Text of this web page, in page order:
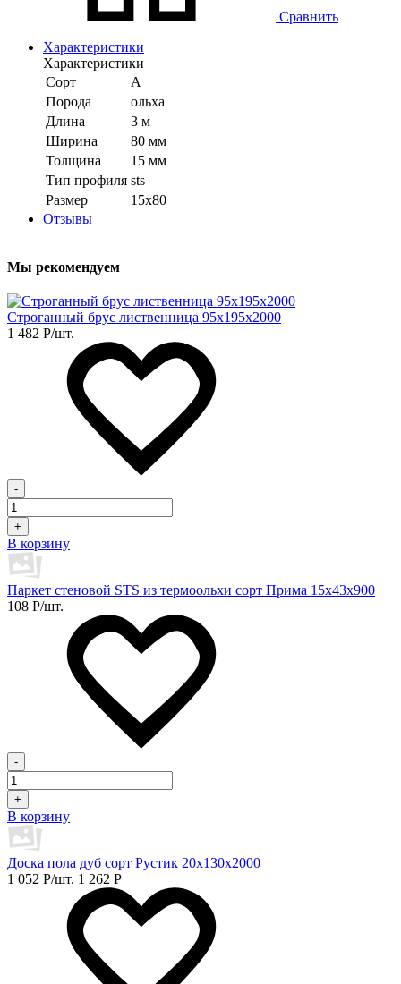
Сравнить
Характеристики
Характеристики
Сорт
А
Порода
ольха
Длина
3 м
Ширина
80 мм
Толщина
15 мм
Тип профиля sts
Размер
15x80
Отзывы
Мы рекомендуем
Строганный брус лиственница 95х195х2000
1 482 Р/шт.
-
+
В корзину
Паркет стеновой STS из термоольхи сорт Прима 15х43х900
108 Р/шт.
-
+
В корзину
Доска пола дуб сорт Рустик 20х130х2000
1 052 Р/шт. 1 262 Р